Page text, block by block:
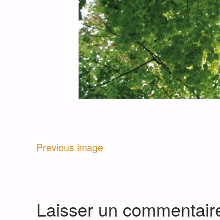
Previous image
Laisser un